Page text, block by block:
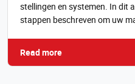
stellingen en systemen. In dit
stappen beschreven om uw
Read more